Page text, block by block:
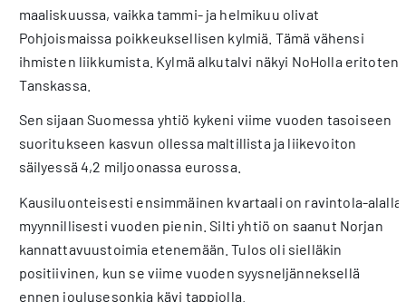
maaliskuussa, vaikka tammi- ja helmikuu olivat
Pohjoismaissa poikkeuksellisen kylmiä. Tämä vähensi
ihmisten liikkumista. Kylmä alkutalvi näkyi NoHolla eritoten
Tanskassa.
Sen sijaan Suomessa yhtiö kykeni viime vuoden tasoiseen
suoritukseen kasvun ollessa maltillista ja liikevoiton
säilyessä 4,2 miljoonassa eurossa.
Kausiluonteisesti ensimmäinen kvartaali on ravintola-alalla
myynnillisesti vuoden pienin. Silti yhtiö on saanut Norjan
kannattavuustoimia etenemään. Tulos oli sielläkin
positiivinen, kun se viime vuoden syysneljänneksellä
ennen joulusesonkia kävi tappiolla.